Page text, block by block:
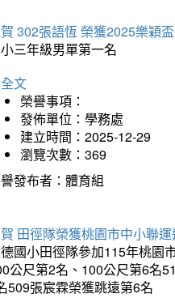
302張語恆 榮獲2025樂穎
三年級男單第一名
文
榮譽事項：
發佈單位：學務處
建立時間：2025-12-29
瀏覽次數：369
發布者：體育組
田徑隊榮獲桃園市中小聯
國小田徑隊參加115年桃園
公尺第2名、100公尺第6名
509張宸霖榮獲跳遠第6名